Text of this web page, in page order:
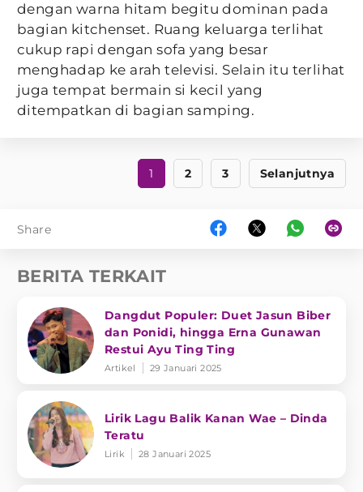
dengan warna hitam begitu dominan pada
bagian kitchenset. Ruang keluarga terlihat
cukup rapi dengan sofa yang besar
menghadap ke arah televisi. Selain itu terlihat
juga tempat bermain si kecil yang
ditempatkan di bagian samping.
1 2 3 Selanjutnya
Share
BERITA TERKAIT
Dangdut Populer: Duet Jasun Biber
dan Ponidi, hingga Erna Gunawan
Restui Ayu Ting Ting
Artikel 29 Januari 2025
Lirik Lagu Balik Kanan Wae – Dinda
Teratu
Lirik 28 Januari 2025